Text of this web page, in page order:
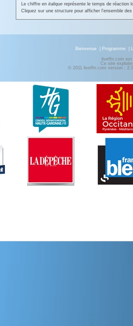
Le chiffre en italiquereprésente le temps de réaction
Cliquez sur une structure pour afficher l'ensemble
Bienvenue Programme
liveffn.com
Ce site
© 2011 liveffn.com version :